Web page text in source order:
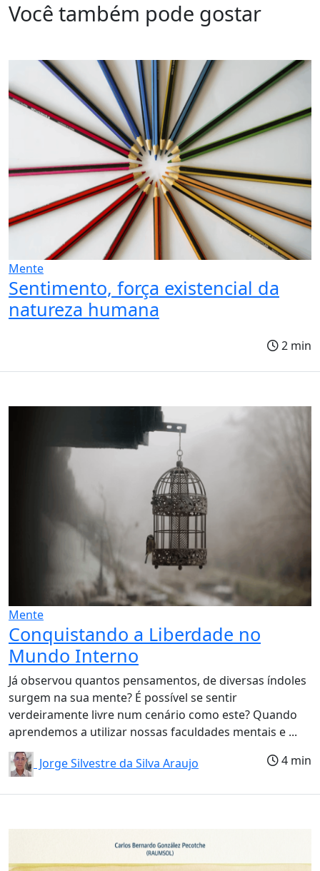
Você também pode gostar
Mente
Sentimento, força existencial da
natureza humana
2 min
Mente
Conquistando a Liberdade no
Mundo Interno
Já observou quantos pensamentos, de diversas índoles
surgem na sua mente? É possível se sentir
verdeiramente livre num cenário como este? Quando
aprendemos a utilizar nossas faculdades mentais e ...
Jorge Silvestre da Silva Araujo
4 min